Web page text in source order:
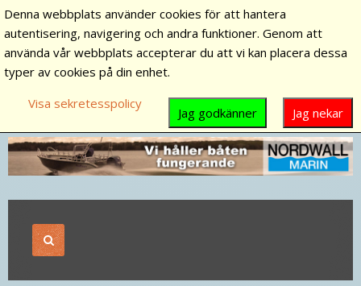
Denna webbplats använder cookies för att hantera
autentisering, navigering och andra funktioner. Genom att
använda vår webbplats accepterar du att vi kan placera dessa
typer av cookies på din enhet.
Visa sekretesspolicy
Jag nekar
Jag godkänner